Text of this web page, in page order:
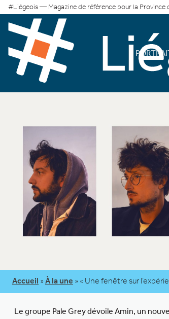
#Liégeois — Magazine de référence pour la Province
Accueil » À la une » « Une fenêtre sur
Le groupe Pale Grey dévoile Amin, un